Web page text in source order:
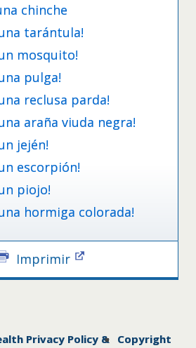
chinche
una tarántula!
un mosquito!
pulga!
reclusa parda!
una araña viuda negra!
jején!
escorpión!
piojo!
una hormiga colorada!
Imprimir
Privacy Policy & Copyright